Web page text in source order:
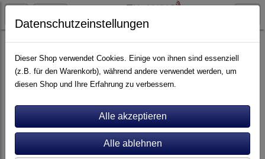
Artikel nach Marken F - O Inakustik
Datenschutzeinstellungen
Dieser Shop verwendet Cookies. Einige von ihnen sind essenziell
(z.B. für den Warenkorb), während andere verwendet werden, um
diesen Shop und Ihre Erfahrung zu verbessern.